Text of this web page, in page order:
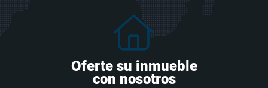
Oferte su inmueble
con nosotros